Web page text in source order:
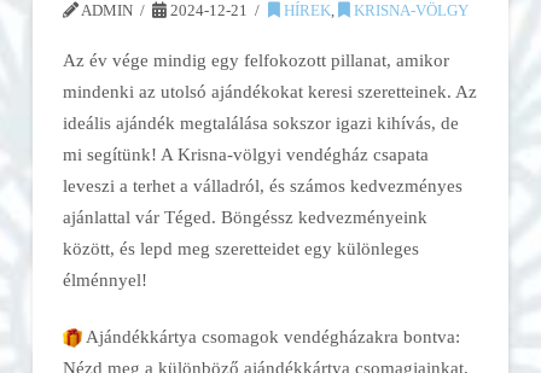
ADMIN 2024-12-21 HÍREK, KRISNA-VÖLGY
Az év vége mindig egy felfokozott pillanat, amikor
mindenki az utolsó ajándékokat keresi szeretteinek. Az
ideális ajándék megtalálása sokszor igazi kihívás, de
mi segítünk! A Krisna-völgyi vendégház csapata
leveszi a terhet a válladról, és számos kedvezményes
ajánlattal vár Téged. Böngéssz kedvezményeink
között, és lepd meg szeretteidet egy különleges
élménnyel!
Ajándékkártya csomagok vendégházakra bontva:
Nézd meg a különböző ajándékkártya csomagjainkat,